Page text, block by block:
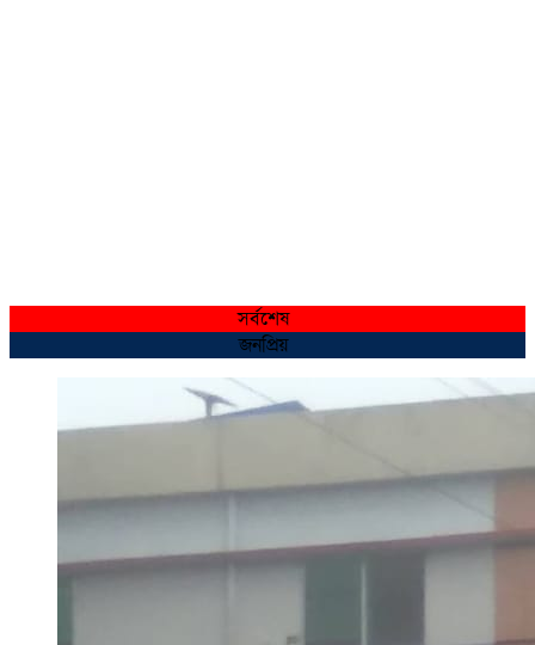
সর্বশেষ
জনপ্রিয়